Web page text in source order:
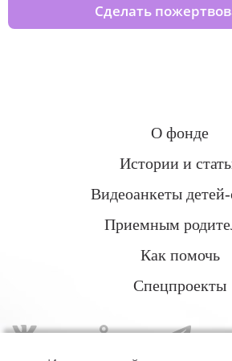
Сделать
О фонде
Истории и
Видеоанкеты
Приемным
Как помочь
Спецпроекты